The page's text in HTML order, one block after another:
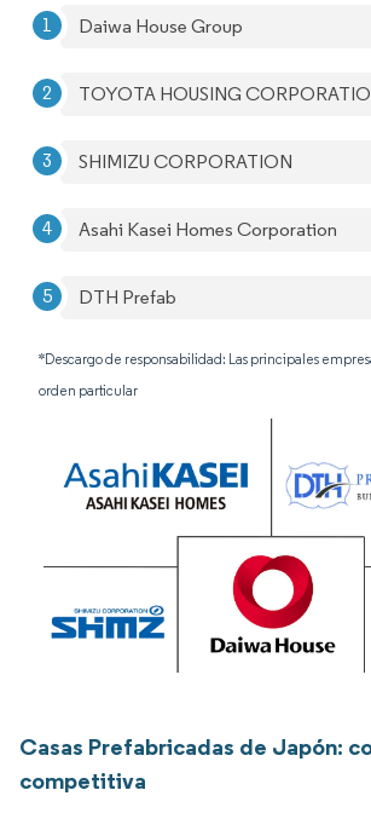
Daiwa House Group
TOYOTA HOUSING
SHIMIZU CORPORATION
Asahi Kasei Homes Corporation
DTH Prefab
*Descargo de responsabilidad: Las principales
orden particular
Casas Prefabricadas de Japón:
competitiva